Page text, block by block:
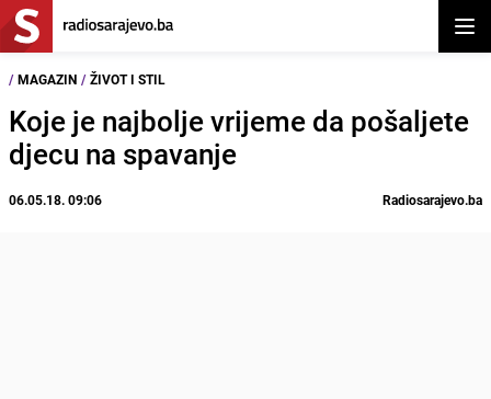
/ MAGAZIN / ŽIVOT I STIL
Koje je najbolje vrijeme da pošaljete
djecu na spavanje
06.05.18. 09:06 Radiosarajevo.ba